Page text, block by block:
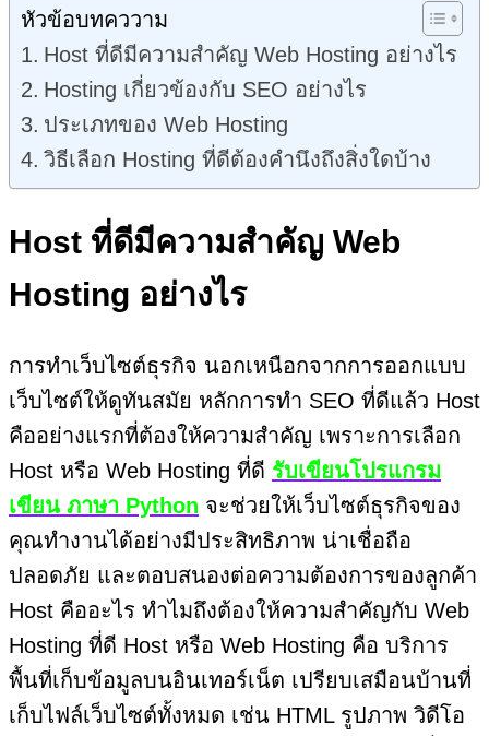
หัวข้อบทคววาม
Host ที่ดีมีความสำคัญ Web Hosting อย่างไร
Hosting เกี่ยวข้องกับ SEO อย่างไร
ประเภทของ Web Hosting
วิธีเลือก Hosting ที่ดีต้องคำนึงถึงสิ่งใดบ้าง
Host ที่ดีมีความสำคัญ Web
Hosting อย่างไร
การทำเว็บไซต์ธุรกิจ นอกเหนือกจากการออกแบบ
เว็บไซต์ให้ดูทันสมัย หลักการทำ SEO ที่ดีแล้ว Host
คืออย่างแรกที่ต้องให้ความสำคัญ เพราะการเลือก
Host หรือ Web Hosting ที่ดี รับเขียนโปรแกรม
เขียน ภาษา Python จะช่วยให้เว็บไซต์ธุรกิจของ
คุณทำงานได้อย่างมีประสิทธิภาพ น่าเชื่อถือ
ปลอดภัย และตอบสนองต่อความต้องการของลูกค้า
Host คืออะไร ทำไมถึงต้องให้ความสำคัญกับ Web
Hosting ที่ดี Host หรือ Web Hosting คือ บริการ
พื้นที่เก็บข้อมูลบนอินเทอร์เน็ต เปรียบเสมือนบ้านที่
เก็บไฟล์เว็บไซต์ทั้งหมด เช่น HTML รูปภาพ วิดีโอ